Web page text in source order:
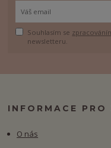
Souhlasím se
newsletteru.
INFORMACE PRO
O nás